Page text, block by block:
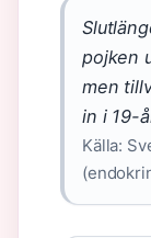
pojken
men
in i 19-
Källa: